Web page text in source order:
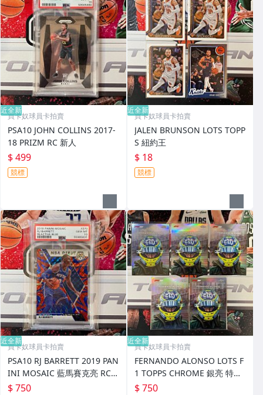
近全新
買卡奴球員卡拍賣
PSA10 JOHN COLLINS 2017-
18 PRIZM RC 新人
$ 499
競標
近全新
買卡奴球員卡拍賣
JALEN BRUNSON LOTS TOPP
S 紐約王
$ 18
競標
近全新
買卡奴球員卡拍賣
PSA10 RJ BARRETT 2019 PAN
INI MOSAIC 藍馬賽克亮 RC
新人
$ 750
近全新
買卡奴球員卡拍賣
FERNANDO ALONSO LOTS F
1 TOPPS CHROME 銀亮 特卡
安全帽卡
$ 750